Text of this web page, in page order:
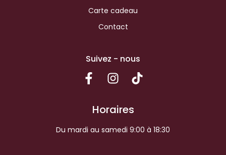
Carte cadeau
Contact
Suivez - nous
Horaires
Du mardi au samedi 9:00 à 18:30